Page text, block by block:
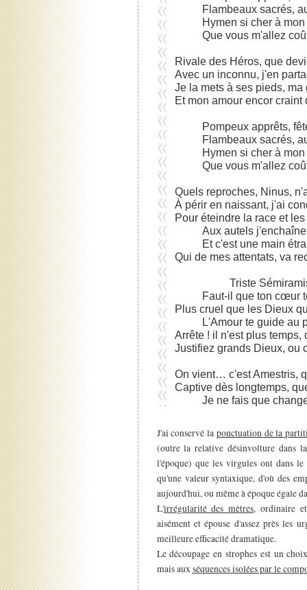
Flambeaux sacrés,
Hymen si cher à
Que vous m'allez
Rivale des Héros, que
Avec un inconnu, j'en
Je la mets à ses pieds,
Et mon amour encor craint
Pompeux apprêts,
Flambeaux sacrés,
Hymen si cher à
Que vous m'allez
Quels reproches, Ninus,
À périr en naissant, j'ai
Pour éteindre la race et
Aux autels
Et c'est une main
Qui de mes attentats, va
Triste
Faut-il que ton cœur
Plus cruel que les Dieux
L'Amour te guide au
Arrête ! il n'est plus temps,
Justifiez grands Dieux, ou
On vient… c'est Amestris,
Captive dès longtemps,
Je ne fais que
J'ai conservé la ponctuation de la
(outre la relative désinvolture dans
l'époque) que les virgules ont dans
qu'une valeur syntaxique, d'où des
aujourd'hui, ou même à époque égale
L'irrégularité des mètres, ordinaire
aisément et épouse d'assez près les
meilleure efficacité dramatique.
Le découpage en strophes est un
mais auxséquences isolées par le